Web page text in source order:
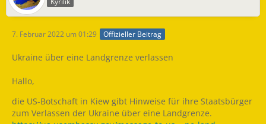
7. Februar 2022 um 01:29 Offizieller Beitrag
Ukraine über eine Landgrenze verlassen
Hallo,
die US-Botschaft in Kiew gibt Hinweise für ihre Staatsbürger
zum Verlassen der Ukraine über eine Landgrenze.